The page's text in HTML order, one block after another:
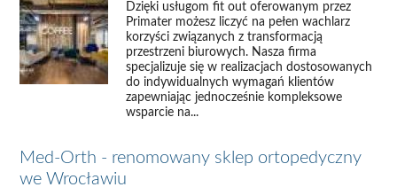
Dzięki usługom fit out oferowanym przez
Primater możesz liczyć na pełen wachlarz
korzyści związanych z transformacją
przestrzeni biurowych. Nasza firma
specjalizuje się w realizacjach dostosowanych
do indywidualnych wymagań klientów
zapewniając jednocześnie kompleksowe
wsparcie na...
Med-Orth - renomowany sklep ortopedyczny
we Wrocławiu